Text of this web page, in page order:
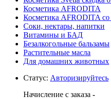
Косметика AFRODITA
Косметика AFRODITA со
Соки, нектары, напитки
Витамины и БАД
Безалкогольные бальзамы
Растительные масла
Для домашних животных
Статус: Авторизируйтесь
Начисление с заказа -